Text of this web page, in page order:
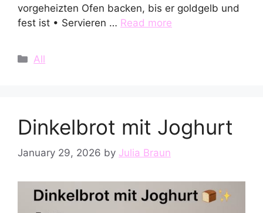
vorgeheizten Ofen backen, bis er goldgelb und
fest ist • Servieren … Read more
Categories
All
Dinkelbrot mit Joghurt
January 29, 2026 by Julia Braun